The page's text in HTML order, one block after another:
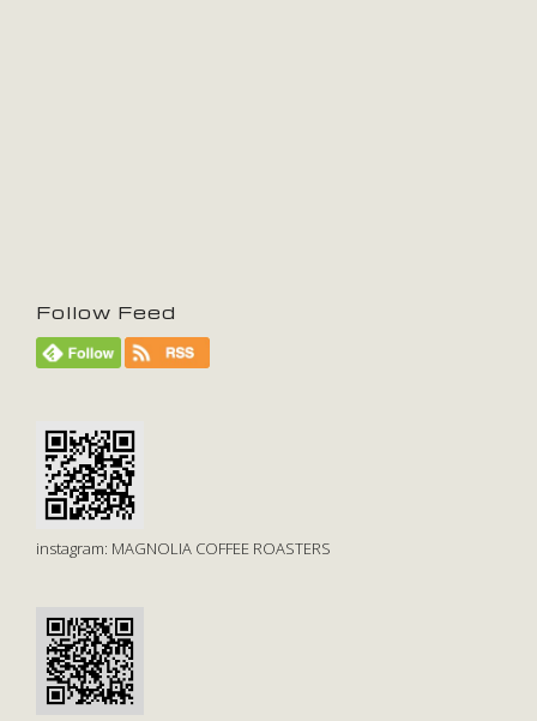
Follow Feed
instagram: MAGNOLIA COFFEE ROASTERS